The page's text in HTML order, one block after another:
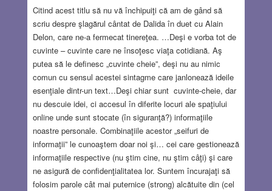
Citind acest titlu să nu vă închipuiţi că am de gând să
scriu despre şlagărul cântat de Dalida în duet cu Alain
Delon, care ne-a fermecat tinereţea. …Deşi e vorba tot de
cuvinte – cuvinte care ne însoţesc viaţa cotidiană. Aş
putea să le definesc „cuvinte cheie”, deşi nu au nimic
comun cu sensul acestei sintagme care janlonează ideile
esenţiale dintr-un text…Deşi chiar sunt cuvinte-cheie, dar
nu descuie idei, ci accesul în diferite locuri ale spaţiului
online unde sunt stocate (în siguranţă?) informaţiile
noastre personale. Combinaţiile acestor „seifuri de
informaţii” le cunoaştem doar noi şi… cei care gestionează
informaţiile respective (nu ştim cine, nu ştim câţi) şi care
ne asigură de confidenţialitatea lor. Suntem încurajaţi să
folosim parole cât mai puternice (strong) alcătuite din (cel